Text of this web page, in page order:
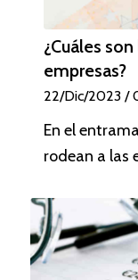
¿Cuáles
empresas?
22/Dic/2023 /
En el
rodean a las